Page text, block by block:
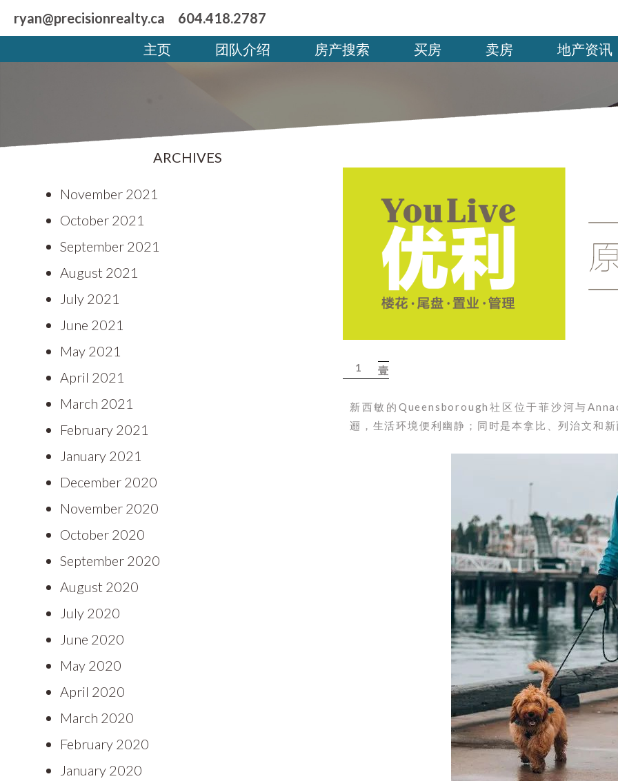
ryan@precisionrealty.ca
604.418.2787
主页
团队介绍 房产搜索 买房 卖房 地产资讯
1 壹
新西敏的Queensborough社区位于菲沙河与
逦，生活环境便利幽静；同时是本拿比、列治文和
ARCHIVES
November 2021
October 2021
September 2021
August 2021
July 2021
June 2021
May 2021
April 2021
March 2021
February 2021
January 2021
December 2020
November 2020
October 2020
September 2020
August 2020
July 2020
June 2020
May 2020
April 2020
March 2020
February 2020
January 2020